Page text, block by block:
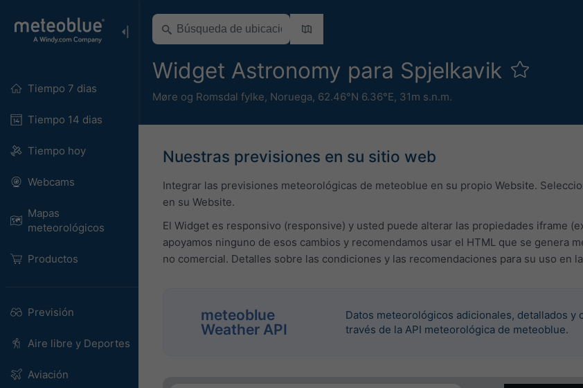
Tiempo 7 dias
Tiempo 14 dias
Tiempo hoy
Webcams
Mapas
meteorológicos
Productos
Previsión
Aire libre y Deportes
Aviación
Widget Astronomy para Spjelkavik
Møre og Romsdal fylke, Noruega, 62.46°N 6.36°E, 31m s.n.m.
Nuestras previsiones en su sitio web
Integrar las previsiones meteorológicas de meteoblue en su propio Website.
en su Website.
El Widget es responsivo (responsive) y usted puede alterar las propiedades iframe
apoyamos ninguno de esos cambios y recomendamos usar el HTML que se genera
no comercial. Detalles sobre las condiciones y las recomendaciones para su uso en
meteoblue
Weather API
Datos meteorológicos adicionales, detallados y
través de la API meteorológica de meteoblue.